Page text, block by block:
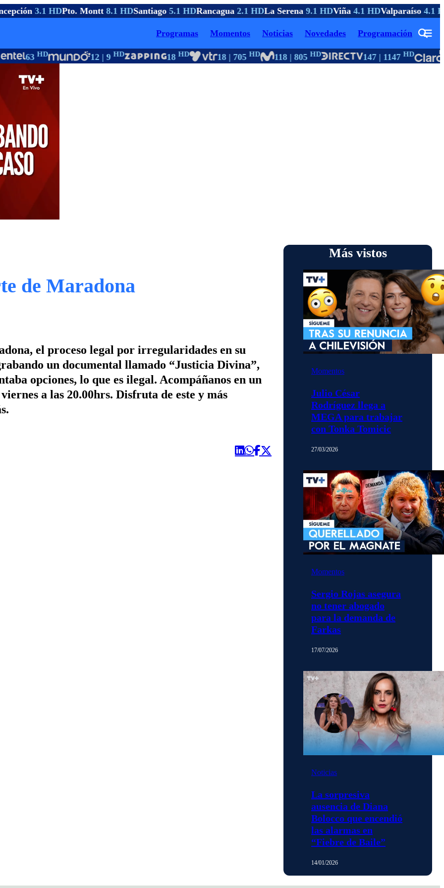
3.1 HDPto. Montt8.1 HDSantiago5.1 HDRancagua2.1 HDLa Serena9.1 HDViña4.1 HDValparaíso4.1
Programas Momentos Noticias Novedades Programación
63HD 12 | 9HD 18HD 18 | 705HD 118 | 805HD 147 | 1147HD
de Maradona
el proceso legal por irregularidades en su
un documental llamado “Justicia Divina”,
opciones, lo que es ilegal. Acompáñanos en un
a las 20.00hrs. Disfruta de este y más
Más vistos
Momentos
Julio César
Rodríguez llega a
MEGA para trabajar
con Tonka Tomicic
27/03/2026
Momentos
Sergio Rojas asegura
no tener abogado
para la demanda de
Farkas
17/07/2026
Noticias
La sorpresiva
ausencia de Diana
Bolocco que encendió
las alarmas en
“Fiebre de Baile”
14/01/2026